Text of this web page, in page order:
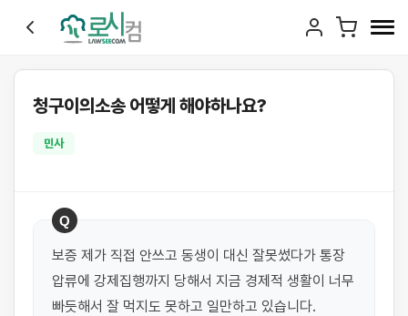
청구이의소송 어떻게 해야하나요?
민사
Q
보증 제가 직접 안쓰고 동생이 대신 잘못썼다가 통장
압류에 강제집행까지 당해서 지금 경제적 생활이 너무
빠듯해서 잘 먹지도 못하고 일만하고 있습니다.